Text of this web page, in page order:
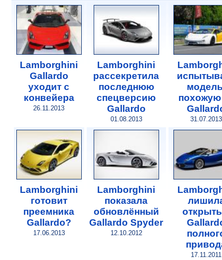
Lamborghini
Gallardo
уходит с
конвейера
26.11.2013
Lamborghini
рассекретила
последнюю
спецверсию
Gallardo
01.08.2013
похожую
31.07.2013
Lamborghini
готовит
преемника
Gallardo?
17.06.2013
Lamborghini
показала
обновлённый
Gallardo Spyder
12.10.2012
17.11.2011